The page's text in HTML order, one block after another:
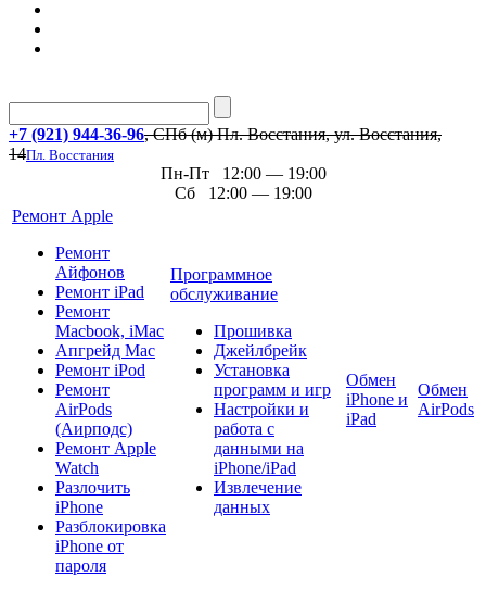
+7 (921) 944-36-96, СПб (м) Пл. Восстания, ул. Восстания,
14Пл. Восстания
Пн-Пт 12:00 — 19:00
Сб 12:00 — 19:00
Ремонт Apple
Ремонт
Айфонов
Ремонт iPad
Ремонт
Macbook, iMac
Апгрейд Mac
Ремонт iPod
Ремонт
AirPods
(Аирподс)
Ремонт Apple
Watch
Разлочить
iPhone
Разблокировка
iPhone от
пароля
Программное
обслуживание
Прошивка
Джейлбрейк
Установка
программ и игр
Настройки и
работа с
данными на
iPhone/iPad
Извлечение
данных
Обмен
iPhone и
iPad
Обмен
AirPods